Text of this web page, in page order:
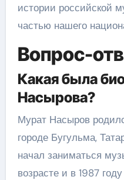
истории российской
частью нашего
Вопрос-
Какая была
Насырова?
Мурат Насыров
городе Бугульма,
начал заниматься
возрасте и в 1987